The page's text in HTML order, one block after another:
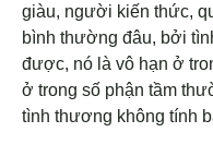
giàu, người kiến thức,
bình thường đâu, bởi
được, nó là vô hạn ở
ở trong số phận tầm
tình thương không tính